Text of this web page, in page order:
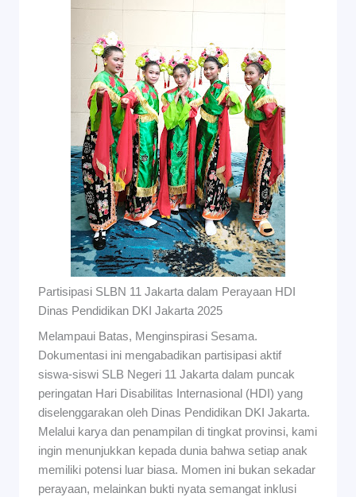
Partisipasi SLBN 11 Jakarta dalam Perayaan HDI
Dinas Pendidikan DKI Jakarta 2025
Melampaui Batas, Menginspirasi Sesama.
Dokumentasi ini mengabadikan partisipasi aktif
siswa-siswi SLB Negeri 11 Jakarta dalam puncak
peringatan Hari Disabilitas Internasional (HDI) yang
diselenggarakan oleh Dinas Pendidikan DKI Jakarta.
Melalui karya dan penampilan di tingkat provinsi, kami
ingin menunjukkan kepada dunia bahwa setiap anak
memiliki potensi luar biasa. Momen ini bukan sekadar
perayaan, melainkan bukti nyata semangat inklusi